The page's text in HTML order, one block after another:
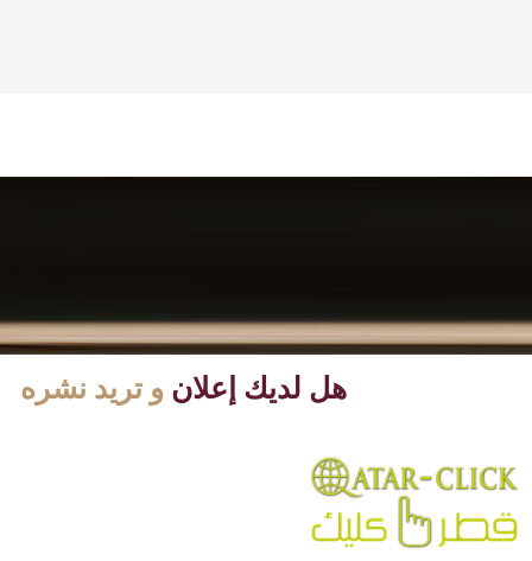
هل لديك إعلان و تريد نشره